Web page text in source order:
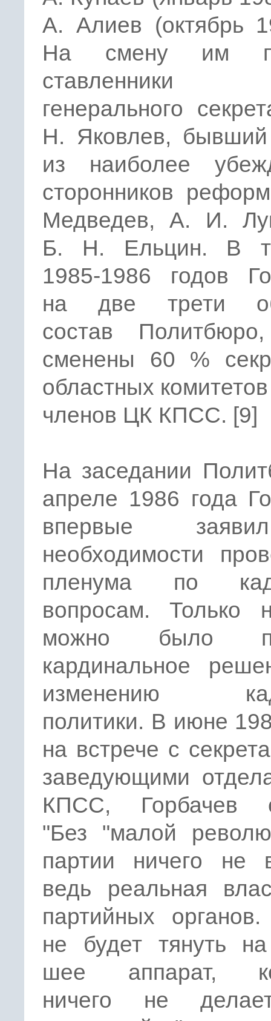
А. Алиев (октябрь
На смену им
ставленники
генерального
Н. Яковлев,
из наиболее
сторонников
Медведев, А. И.
Б. Н. Ельцин. В
1985-1986 годов
на две трети
состав
сменены 60 %
областных
членов ЦК КПСС. [9]
На заседании
апреле 1986 года
впервые
необходимости
пленума по
вопросам. Только
можно было
кардинальное
изменению
политики. В июне
на встрече с
заведующими
КПСС, Горбачев
"Без "малой
партии ничего не
ведь реальная
партийных
не будет тянуть
шее аппарат,
ничего не